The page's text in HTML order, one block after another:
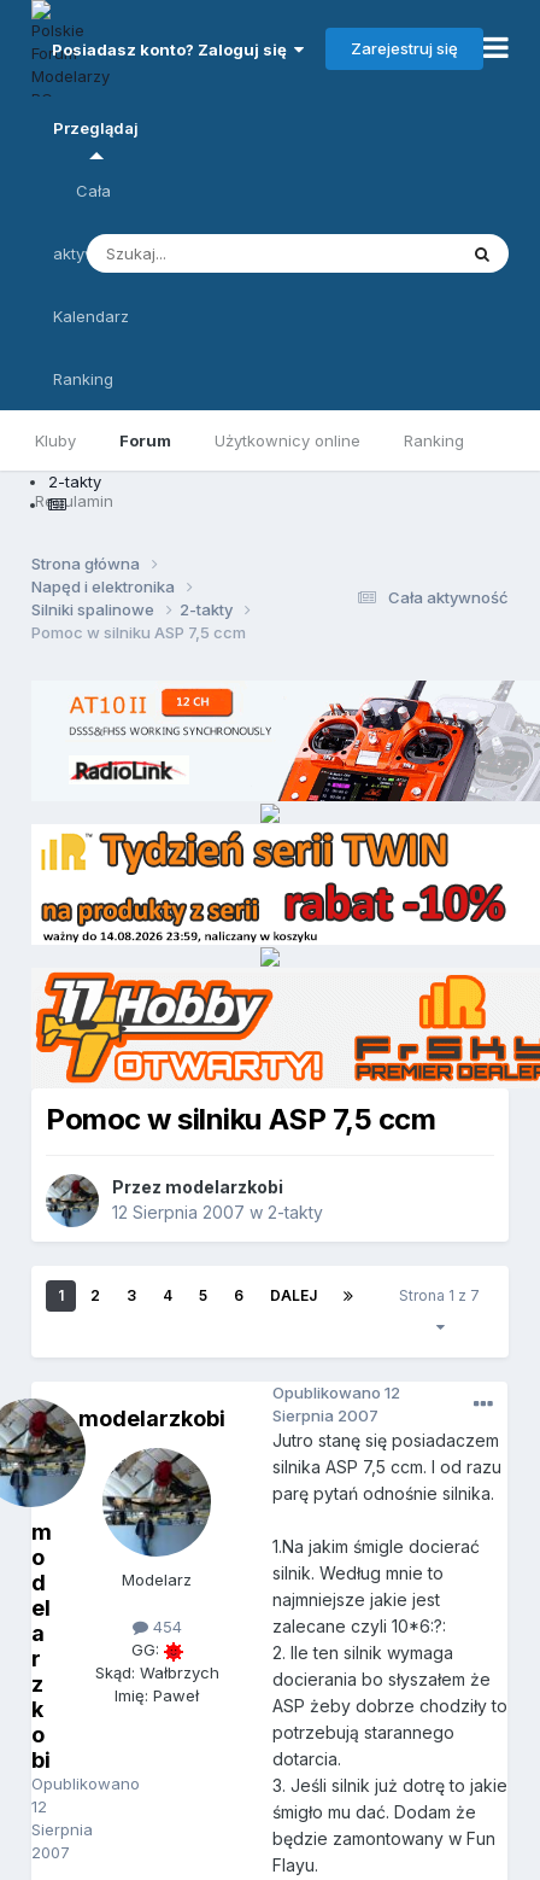
Posiadasz konto? Zaloguj się Zarejestruj się
Przeglądaj
Kluby Forum Użytkownicy online Ranking
Regulamin
Cała
aktywność
Kalendarz
Ranking
2-takty
Cała aktywność
Strona główna
Napęd i elektronika
Silniki spalinowe
2-takty
Pomoc w silniku ASP 7,5 ccm
Pomoc w silniku ASP 7,5 ccm
Przez modelarzkobi
12 Sierpnia 2007 w 2-takty
1 2 3 4 5 6 DALEJ Strona 1 z 7
m
o
d
el
a
r
z
k
o
bi
Opublikowano
12
Sierpnia
2007
modelarzkobi
Modelarz
454
GG:
Skąd: Wałbrzych
Imię: Paweł
Opublikowano12
Sierpnia 2007
Jutro stanę się posiadaczem
silnika ASP 7,5 ccm. I od razu
parę pytań odnośnie silnika.
1.Na jakim śmigle docierać
silnik. Według mnie to
najmniejsze jakie jest
zalecane czyli 10*6:?:
2. Ile ten silnik wymaga
docierania bo słyszałem że
ASP żeby dobrze chodziły to
potrzebują starannego
dotarcia.
3. Jeśli silnik już dotrę to jakie
śmigło mu dać. Dodam że
będzie zamontowany w Fun
Flayu.